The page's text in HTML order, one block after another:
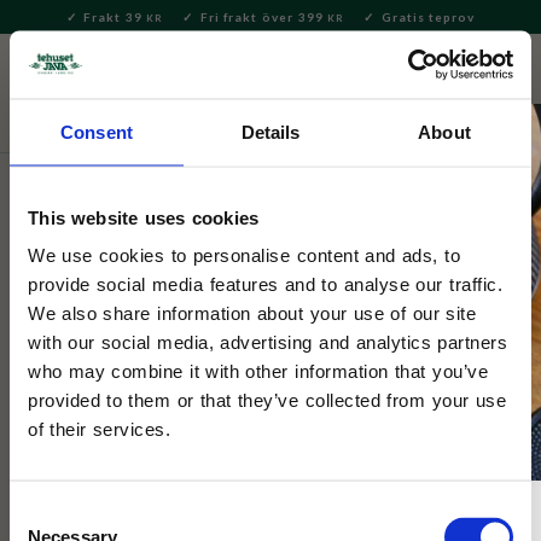
Consent Details About
This website uses cookies
We use cookies to personalise content and ads, to
provide social media features and to analyse our traffic.
We also share information about your use of our site
with our social media, advertising and analytics partners
who may combine it with other information that you’ve
provided to them or that they’ve collected from your use
of their services.
Necessary
Meny
Frakt 39 KR Fri frakt över 399 KR Gratis teprov
Te Löste förpackat
Tehuset Java
Rabarber Grädd svart te
presentförpackad 100g
Svart te med frisk smak av rabarber och en krämig smak av
gräddvanilj.